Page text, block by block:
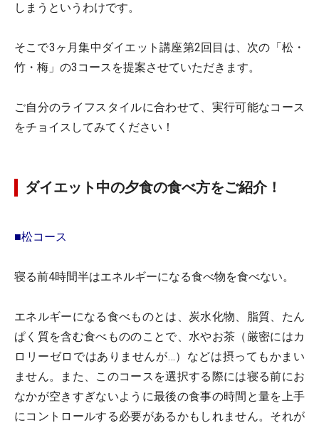
しまうというわけです。
そこで3ヶ月集中ダイエット講座第2回目は、次の「松・
竹・梅」の3コースを提案させていただきます。
ご自分のライフスタイルに合わせて、実行可能なコース
をチョイスしてみてください！
ダイエット中の夕食の食べ方をご紹介！
■松コース
寝る前4時間半はエネルギーになる食べ物を食べない。
エネルギーになる食べものとは、炭水化物、脂質、たん
ぱく質を含む食べもののことで、水やお茶（厳密にはカ
ロリーゼロではありませんが…）などは摂ってもかまい
ません。また、このコースを選択する際には寝る前にお
なかが空きすぎないように最後の食事の時間と量を上手
にコントロールする必要があるかもしれません。それが